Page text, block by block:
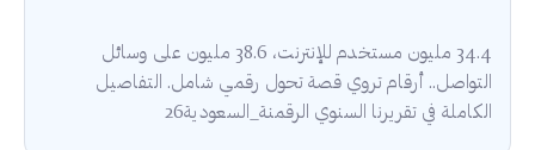
34.4 مليون مستخدم للإنترنت، 38.6 مليون على وسائل
التواصل.. أرقام تروي قصة تحول رقمي شامل. التفاصيل
الكاملة في تقريرنا السنوي الرقمنة_السعودية26